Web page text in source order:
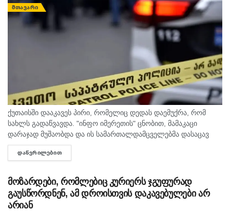
ᲛᲗᲐᲕᲐᲠᲘ
ქუთაისში დააკავეს პირი, რომელიც დედას დაემუქრა, რომ
სახლს გადაწვავდა. "ინფო იმერეთის" ცნობით, მამაკაცი
დარაჯად მუშაობდა და ის სამართალდამცველებმა დასაცავ
ობიექტზე აიყვანეს. შსს-ს ინფორმაციით, დაკავებულს
სისხლის სამართლის კოდექსის 11 პრიმა...
ᲓᲐᲬᲕᲠᲘᲚᲔᲑᲘᲗ
მოზარდები, რომლებიც კურიერს ჯგუფურად
გაუსწორდნენ, ამ დროისთვის დაკავებულები არ
არიან